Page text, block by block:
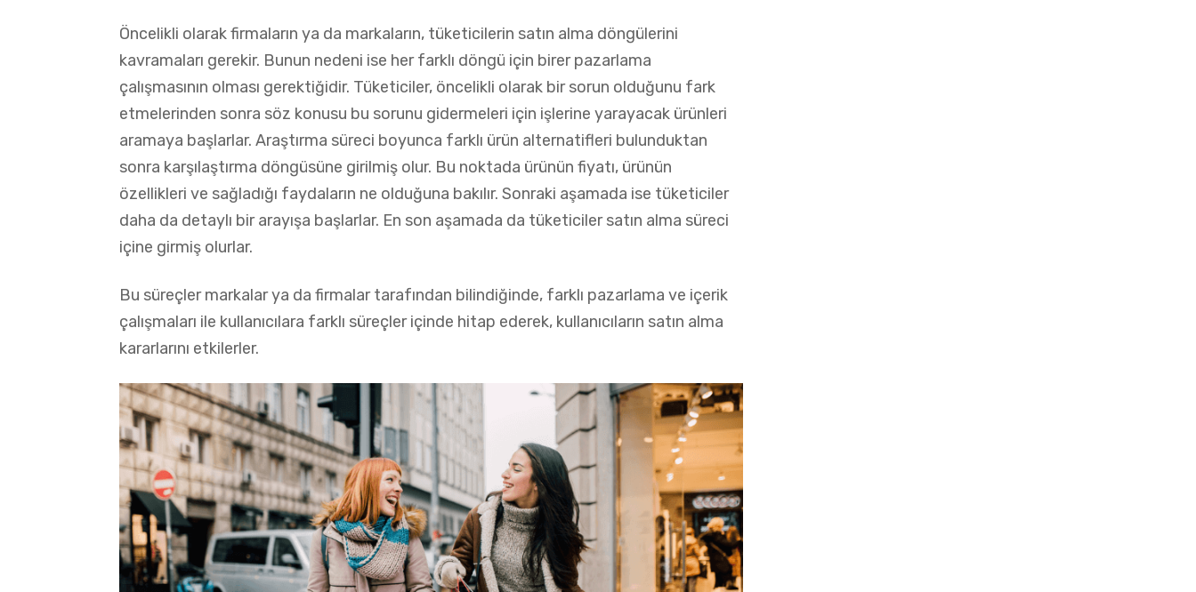
Öncelikli olarak firmaların ya da markaların, tüketicilerin satın alma döngülerini
kavramaları gerekir. Bunun nedeni ise her farklı döngü için birer pazarlama
çalışmasının olması gerektiğidir. Tüketiciler, öncelikli olarak bir sorun olduğunu fark
etmelerinden sonra söz konusu bu sorunu gidermeleri için işlerine yarayacak ürünleri
aramaya başlarlar. Araştırma süreci boyunca farklı ürün alternatifleri bulunduktan
sonra karşılaştırma döngüsüne girilmiş olur. Bu noktada ürünün fiyatı, ürünün
özellikleri ve sağladığı faydaların ne olduğuna bakılır. Sonraki aşamada ise tüketiciler
daha da detaylı bir arayışa başlarlar. En son aşamada da tüketiciler satın alma süreci
içine girmiş olurlar.
Bu süreçler markalar ya da firmalar tarafından bilindiğinde, farklı pazarlama ve içerik
çalışmaları ile kullanıcılara farklı süreçler içinde hitap ederek, kullanıcıların satın alma
kararlarını etkilerler.